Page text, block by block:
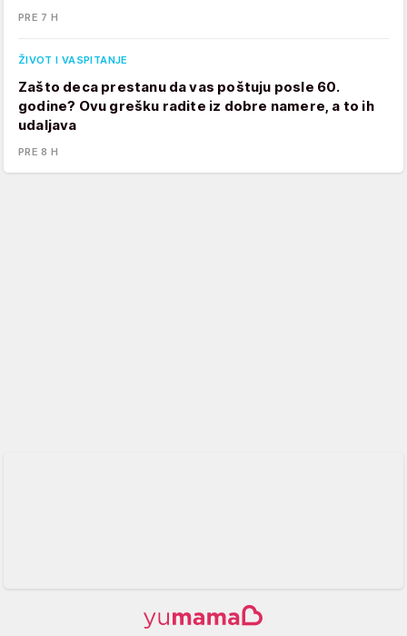
PRE 7 H
ŽIVOT I VASPITANJE
Zašto deca prestanu da vas poštuju posle 60.
godine? Ovu grešku radite iz dobre namere, a to ih
udaljava
PRE 8 H